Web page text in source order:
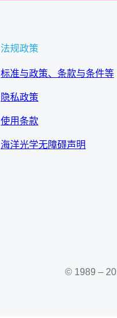
法规政策
标准与政策、条款与条件等
隐私政策
使用条款
海洋光学无障碍声明
© 1989 –